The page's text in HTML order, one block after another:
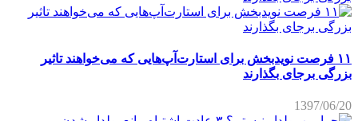
۱۱ فرصت نویدبخش برای استارت‌آپ‌هایی که می‌خواهند تاثیر
بزرگی برجای بگذارند
1397/06/20